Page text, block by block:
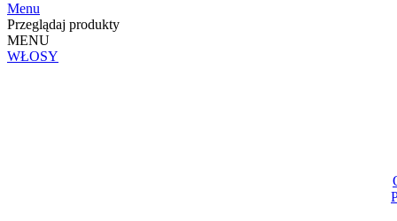
Menu
Przeglądaj produkty
MENU
WŁOSY